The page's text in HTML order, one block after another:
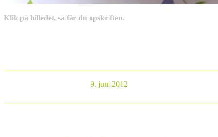
Klik på billedet, så får du opskriften.
9. juni 2012